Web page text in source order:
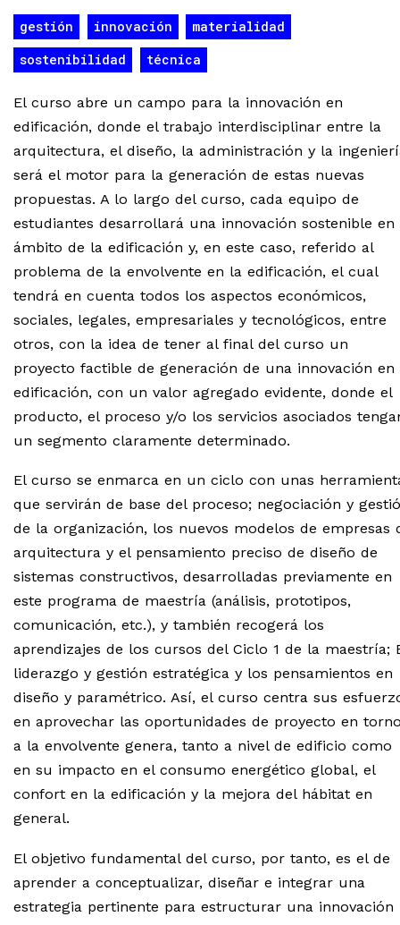
gestión innovación
materialidad
sostenibilidad
técnica
El curso abre un campo para la innovación en
edificación, donde el trabajo interdisciplinar entre la
arquitectura, el diseño, la administración y la
será el motor para la generación de estas nuevas
propuestas. A lo largo del curso, cada equipo de
estudiantes desarrollará una innovación sostenible en
ámbito de la edificación y, en este caso, referido al
problema de la envolvente en la edificación, el cual
tendrá en cuenta todos los aspectos económicos,
sociales, legales, empresariales y tecnológicos, entre
otros, con la idea de tener al final del curso un
proyecto factible de generación de una innovación en
edificación, con un valor agregado evidente, donde el
producto, el proceso y/o los servicios asociados
un segmento claramente determinado.
El curso se enmarca en un ciclo con unas
que servirán de base del proceso; negociación y
de la organización, los nuevos modelos de empresas
arquitectura y el pensamiento preciso de diseño de
sistemas constructivos, desarrolladas previamente en
este programa de maestría (análisis, prototipos,
comunicación, etc.), y también recogerá los
aprendizajes de los cursos del Ciclo 1 de la maestría;
liderazgo y gestión estratégica y los pensamientos en
diseño y paramétrico. Así, el curso centra sus
en aprovechar las oportunidades de proyecto en
a la envolvente genera, tanto a nivel de edificio como
en su impacto en el consumo energético global, el
confort en la edificación y la mejora del hábitat en
general.
El objetivo fundamental del curso, por tanto, es el de
aprender a conceptualizar, diseñar e integrar una
estrategia pertinente para estructurar una innovación